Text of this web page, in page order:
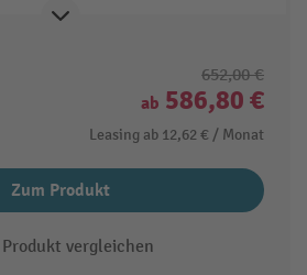
652,00 €
ab 586,80 €
Leasing ab 12,62 € / Monat
Zum Produkt
Produkt vergleichen